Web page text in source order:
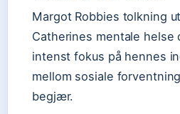
Margot Robbies tolkning
Catherines mentale helse
intenst fokus på hennes
mellom sosiale
begjær.